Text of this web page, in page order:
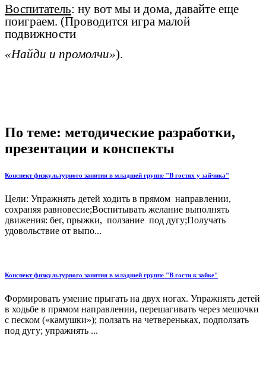
Воспитатель: ну вот мы и дома, давайте еще
поиграем. (Проводится игра малой
подвижности
«Найди и промолчи»).
По теме: методические разработки,
презентации и конспекты
Конспект физкультурного занятия в младшей группе "В гостях у зайчика"
Цели: Упражнять детей ходить в прямом направлении,
сохраняя равновесие;Воспитывать желание выполнять
движения: бег, прыжки, ползание под дугу;Получать
удовольствие от выпо...
Конспект физкультурного занятия в младшей группе "В гости к зайке"
Формировать умение прыгать на двух ногах. Упражнять детей
в ходьбе в прямом направлении, перешагивать через мешочки
с песком («камушки»); ползать на четвереньках, подползать
под дугу; упражнять ...